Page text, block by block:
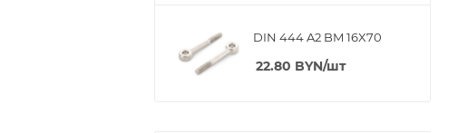
DIN 444 A2 BM 16X70
22.80 BYN/шт